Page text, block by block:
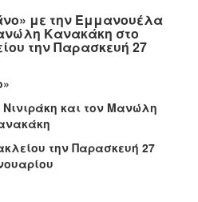
με την Εμμανουέλα
Κανακάκη στο
την Παρασκευή 27
και τον Μανώλη
την Παρασκευή 27